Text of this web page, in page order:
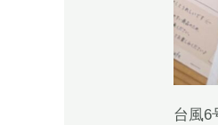
台風6